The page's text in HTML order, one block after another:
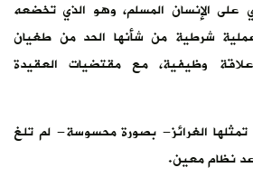
على الإنسان المسلم، وهو الذي تخضعه
عملية شرطية من شأنها الحد من طغيان
وظيفية، مع مقتضيات العقيدة
تمثلها الغرائز- بصورة محسوسة- لم تلغ
نظام معين.